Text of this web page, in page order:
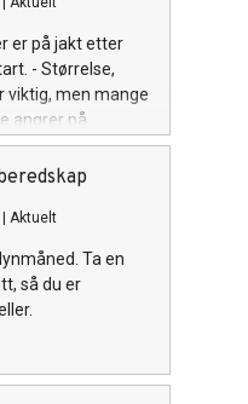
er på jakt etter
- Størrelse,
viktig, men mange
angrer på.
Aktuelt
Ta en
så du er